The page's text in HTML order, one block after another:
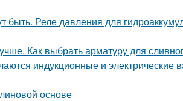
быть. Реле давления для
Как выбрать арматуру для
индукционные и электрические
основе